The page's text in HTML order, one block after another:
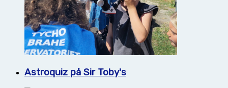
Astroquiz på Sir Toby's